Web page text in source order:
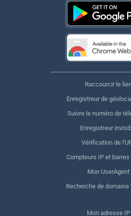
Raccourcir le
Enregistreur de
Suivre le numéro de
Enregistreur
Vérification de
Compteurs IP et barres
Mon UserAgent
Recherche de domaine
Mon adresse IP